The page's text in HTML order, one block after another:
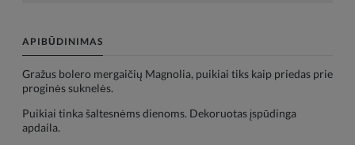
APIBŪDINIMAS
Gražus bolero mergaičių Magnolia, puikiai tiks kaip priedas prie
proginės suknelės.
Puikiai tinka šaltesnėms dienoms. Dekoruotas įspūdinga
apdaila.